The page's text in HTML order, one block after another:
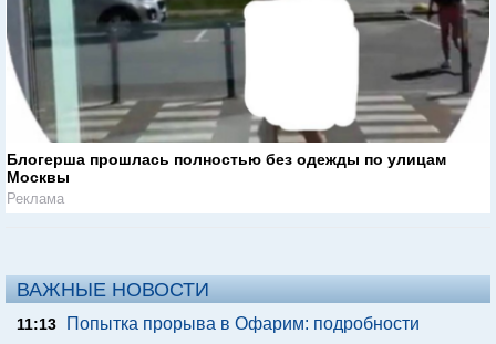
Блогерша прошлась полностью без одежды по улицам
Москвы
Реклама
ВАЖНЫЕ НОВОСТИ
11:13 Попытка прорыва в Офарим: подробности